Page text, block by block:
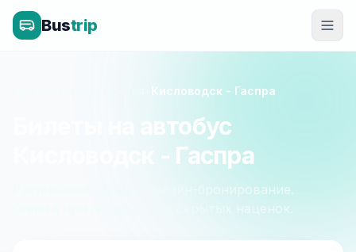
Bustrip
Кисловодск - Гаспра
Билеты на автобус
Кисловодск - Гаспра
Расписание, цены и онлайн-бронирование.
Оплата при посадке, без скрытых наценок.